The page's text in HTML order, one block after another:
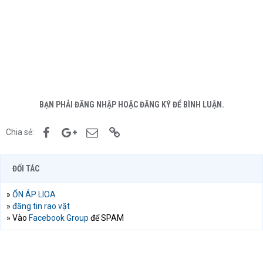
BẠN PHẢI ĐĂNG NHẬP HOẶC ĐĂNG KÝ ĐỂ BÌNH LUẬN.
Chia sẻ: FacebookGoogle+Email
ĐỐI TÁC
» ỔN ÁP LIOA
» đăng tin rao vặt
» Vào Facebook Group để SPAM